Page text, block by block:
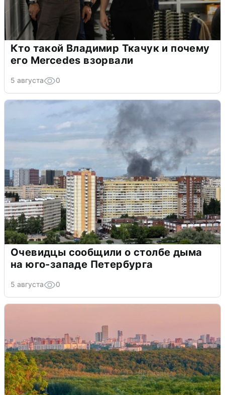
Кто такой Владимир Ткачук и почему
его Mercedes взорвали
5 августа 0
Очевидцы сообщили о столбе дыма
на юго-западе Петербурга
5 августа 0